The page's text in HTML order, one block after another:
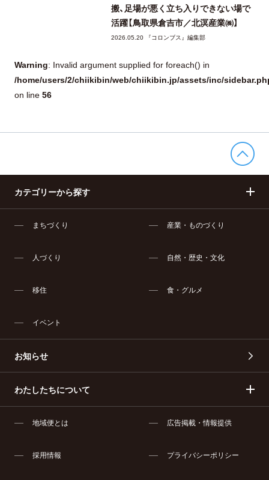
搬、足場が悪く立ち入りできない場で
活躍【鳥取県倉吉市／北溟産業㈱】
2026.05.20 『コロンブス』編集部
Warning: Invalid argument supplied for foreach() in
/home/users/2/chiikibin/web/chiikibin.jp/assets/inc/
on line 56
カテゴリーから探す
まちづくり 産業・ものづくり
人づくり 自然・歴史・文化
移住 食・グルメ
イベント
お知らせ
わたしたちについて
地域便とは 広告掲載・情報提供
採用情報 プライバシーポリシー